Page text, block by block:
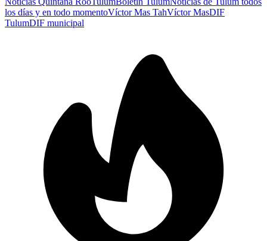
los días y en todo momentoVíctor Mas TahVíctor MasDIF
TulumDIF municipal